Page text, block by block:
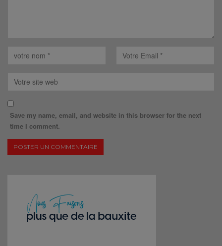
Save my name, email, and website in this browser for the next
time I comment.